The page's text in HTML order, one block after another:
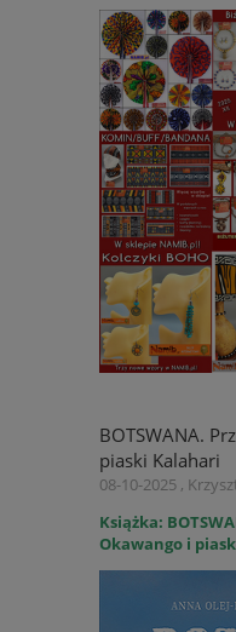
BOTSWANA.
piaski Kalahari
08-10-2025 ,
Książka:
Okawango i